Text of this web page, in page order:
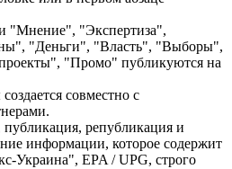
"Мнение", "Экспертиза",
"Деньги", "Власть", "Выборы",
"Промо" публикуются на
совместно с
републикация и
информации, которое содержит
Украина", EPA / UPG, строго